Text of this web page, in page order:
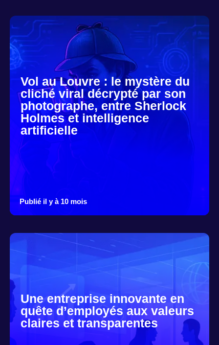
Vol au Louvre : le mystère du
cliché viral décrypté par son
photographe, entre Sherlock
Holmes et intelligence
artificielle
Publié il y à 10 mois
Une entreprise innovante en
quête d’employés aux valeurs
claires et transparentes